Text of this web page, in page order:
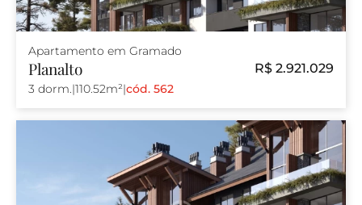
Apartamento em Gramado
Planalto R$ 2.921.029
3 dorm.|110.52m²|cód. 562